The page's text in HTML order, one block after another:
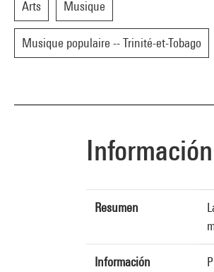
Arts Musique
Musique populaire -- Trinité-et-Tobago
Resumen
Información